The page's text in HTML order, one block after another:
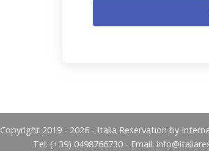
Copyright 2019 - 2026 - Italia Reservation by
Tel: (+39) 0498766730 - Email: